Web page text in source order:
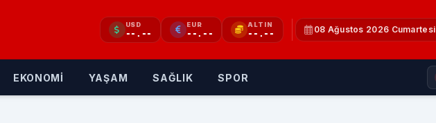
USD
--.--
EUR
--.--
ALTIN
--.-- 08 Ağustos 2026 Cumartesi
EKONOMİ YAŞAM SAĞLIK SPOR